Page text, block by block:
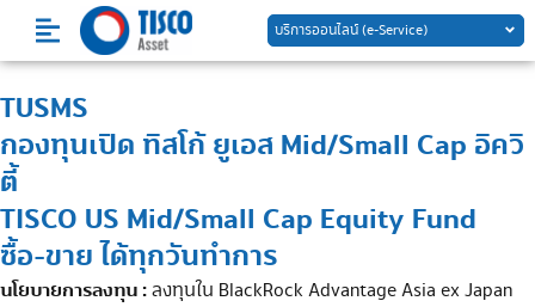
content
บริการออนไลน์ (e-Service)
TUSMS
กองทุนเปิด ทิสโก้ ยูเอส Mid/Small Cap อิควิ
ตี้
TISCO US Mid/Small Cap Equity Fund
ซื้อ-ขาย ได้ทุกวันทำการ
นโยบายการลงทุน :ลงทุนใน BlackRock AdvantageAsia ex Japan